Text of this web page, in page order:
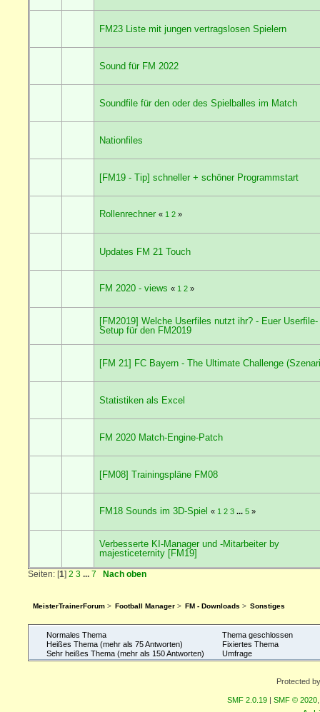
FM23 Liste mit jungen vertragslosen Spielern
Sound für FM 2022
Soundfile für den oder des Spielballes im Match
Nationfiles
[FM19 - Tip] schneller + schöner Programmstart
Rollenrechner « 1 2»
Updates FM 21 Touch
FM 2020 - views « 1 2»
[FM2019] Welche Userfiles nutzt ihr? - Euer Userfile-
Setup für den FM2019
[FM 21] FC Bayern - The Ultimate Challenge
Statistiken als Excel
FM 2020 Match-Engine-Patch
[FM08] Trainingspläne FM08
FM18 Sounds im 3D-Spiel « 1 2 3 ... 5»
Verbesserte KI-Manager und -Mitarbeiter by
majesticeternity [FM19]
Seiten: [1]2 3 ...7 Nach oben
MeisterTrainerForum> Football Manager> FM - Downloads > Sonstiges
Normales Thema
Heißes Thema (mehr als 75 Antworten)
Sehr heißes Thema (mehr als 150 Antworten)
Thema geschlossen
Fixiertes Thema
Umfrage
Protected
SMF 2.0.19 SMF © 2020